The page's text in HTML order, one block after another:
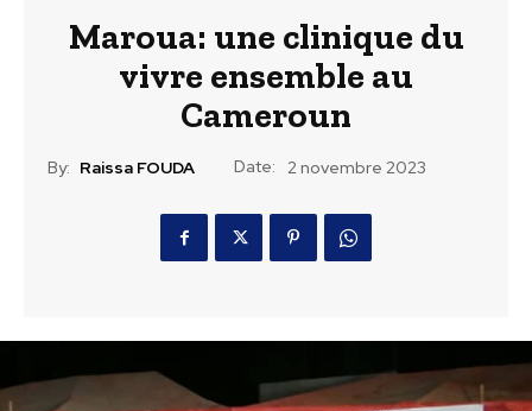
Maroua: une clinique du
vivre ensemble au
Cameroun
By: Raissa FOUDA Date: 2 novembre 2023